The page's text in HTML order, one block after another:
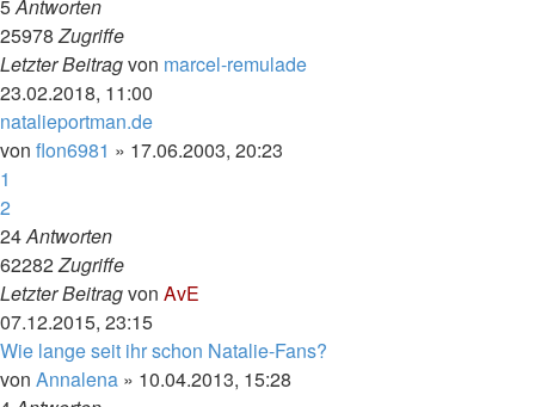
5Antworten
25978Zugriffe
Letzter Beitragvon marcel-remulade
23.02.2018, 11:00
natalieportman.de
von flon6981 » 17.06.2003, 20:23
1
2
24Antworten
62282Zugriffe
Letzter Beitragvon AvE
07.12.2015, 23:15
Wie lange seit ihr schon Natalie-Fans?
von Annalena » 10.04.2013, 15:28